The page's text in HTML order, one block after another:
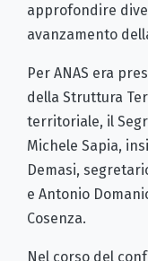
approfondire
avanzamento
Per ANAS era
della Struttura
territoriale, il
Michele Sapia,
Demasi,
e Antonio
Cosenza.
Nel corso del